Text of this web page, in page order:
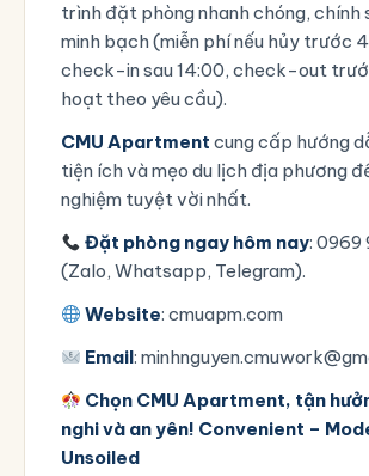
trình đặt phòng nhanh chóng, chính
minh bạch (miễn phí nếu hủy trước
check-in sau 14:00, check-out
hoạt theo yêu cầu).
CMU Apartment cung cấp hướng
tiện ích và mẹo du lịch địa phương
nghiệm tuyệt vời nhất.
Đặt phòng ngay hôm nay: 0969
(Zalo, Whatsapp, Telegram).
Website:cmuapm.com
Email:
Chọn CMU Apartment, tận
nghi và an yên! Convenient –
Unsoiled